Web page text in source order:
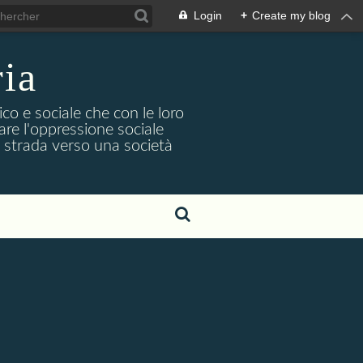
Login + Create my blog
e sociale che con le loro
l'oppressione sociale
verso una società